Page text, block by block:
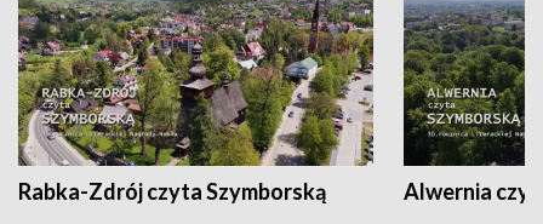
Rabka-Zdrój czyta Szymborską Alwernia